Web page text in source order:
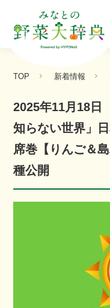
TOP 新着情報
2025年11月18
知らない世界」
席巻【りんご＆
種公開